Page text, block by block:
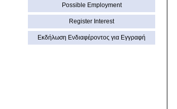
Possible Employment
Register Interest
Εκδήλωση Eνδιαφέροντος για Εγγραφή